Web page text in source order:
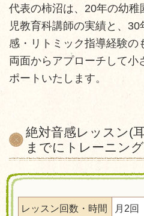
代表の柿沼は、20年の幼
児教育科講師の実績と、
感・リトミック指導経験の
両面からアプローチして小
ポートいたします。
絶対音感レッスン(
までにトレーニン
レッスン回数・時間 月2